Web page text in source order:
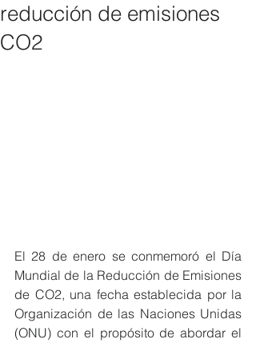
reducción de emisiones
CO2
El 28 de enero se conmemoró el Día
Mundial de la Reducción de Emisiones
de CO2, una fecha establecida por la
Organización de las Naciones Unidas
(ONU) con el propósito de abordar el